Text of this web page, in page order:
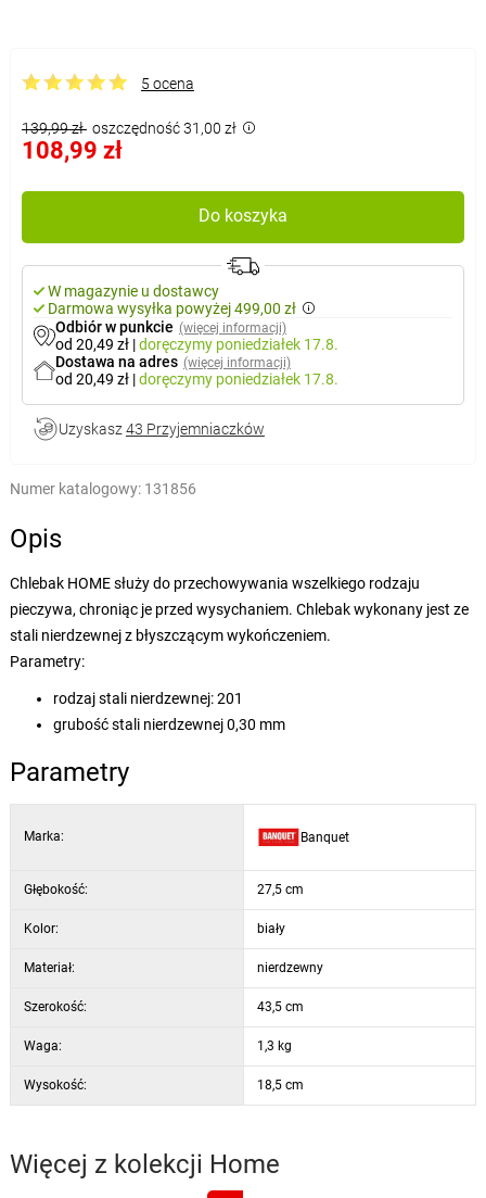
5 ocena
139,99 zł oszczędność 31,00 zł
108,99 zł
Do koszyka
W magazynie u dostawcy
Darmowa wysyłka powyżej 499,00 zł
Odbiór w punkcie (więcej informacji)
od 20,49 zł |doręczymy poniedziałek 17.8.
Dostawa na adres (więcej informacji)
od 20,49 zł |doręczymy poniedziałek 17.8.
Uzyskasz 43 Przyjemniaczków
Numer katalogowy: 131856
Opis
Chlebak HOME służy do przechowywania wszelkiego rodzaju
pieczywa, chroniąc je przed wysychaniem. Chlebak wykonany jest ze
stali nierdzewnej z błyszczącym wykończeniem.
Parametry:
rodzaj stali nierdzewnej: 201
grubość stali nierdzewnej 0,30 mm
Parametry
Marka: Banquet
Głębokość: 27,5 cm
Kolor: biały
Materiał: nierdzewny
Szerokość: 43,5 cm
Waga: 1,3 kg
Wysokość: 18,5 cm
Więcej z kolekcji Home